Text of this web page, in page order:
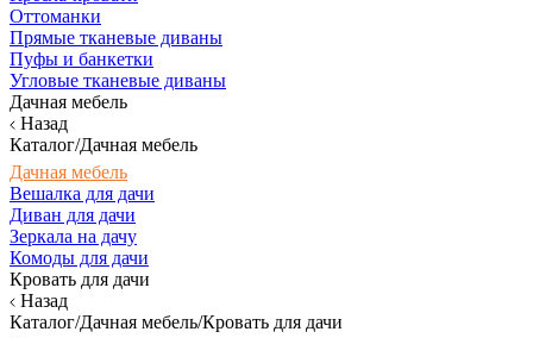
Оттоманки
Прямые тканевые диваны
Пуфы и банкетки
Угловые тканевые диваны
Дачная мебель
Назад
Каталог/Дачная мебель
Дачная мебель
Вешалка для дачи
Диван для дачи
Зеркала на дачу
Комоды для дачи
Кровать для дачи
Назад
Каталог/Дачная мебель/Кровать для дачи